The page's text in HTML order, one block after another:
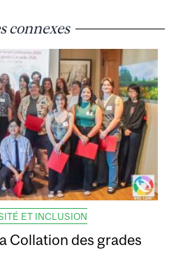
connexes
ET INCLUSION
Collation des grades